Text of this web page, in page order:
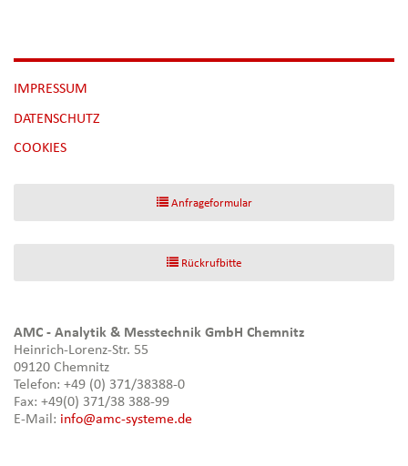
NAVIGATION
ÜBERSPRINGEN
IMPRESSUM
DATENSCHUTZ
[NBSP]
COOKIES
Anfrageformular
Rückrufbitte
AMC - Analytik & Messtechnik GmbH Chemnitz
Heinrich-Lorenz-Str. 55
09120 Chemnitz
Telefon: +49 (0) 371/38388-0
Fax: +49(0) 371/38 388-99
E-Mail: info@amc-systeme.de